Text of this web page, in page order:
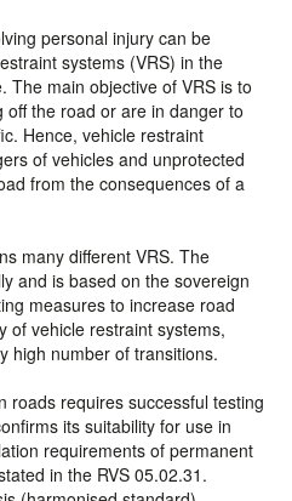
personal injury can be
systems (VRS) in the
The main objective of VRS is to
the road or are in danger to
Hence, vehicle restraint
of vehicles and unprotected
from the consequences of a
many different VRS. The
and is based on the sovereign
measures to increase road
of vehicle restraint systems,
high number of transitions.
roads requires successful testing
its suitability for use in
requirements of permanent
in the RVS 05.02.31.